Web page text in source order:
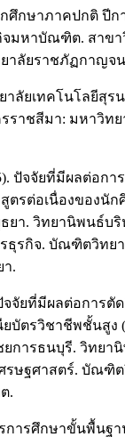
กษาภาคปกติ ปีกา
มหาบัณฑิต. สาขา
าลัยราชภัฏกาญจ
ลัยเทคโนโลยีสุรน
ราชสีมา: มหาวิทย
ปัจจัยที่มีผลต่อกา
รต่อเนื่องของนัก
ยา. วิทยานิพนธ์บ
รกิจ. บัณฑิตวิทยา
.
จจัยที่มีผลต่อการตั
บัตรวิชาชีพชั้นสูง
ารธนบุรี. วิทยานิ
ษฐศาสตร์. บัณฑิต
.
ารศึกษาขั้นพื้นฐา